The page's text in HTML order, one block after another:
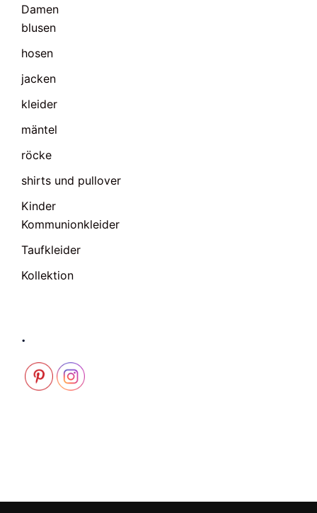
Damen
blusen
hosen
jacken
kleider
mäntel
röcke
shirts und pullover
Kinder
Kommunionkleider
Taufkleider
Kollektion
.